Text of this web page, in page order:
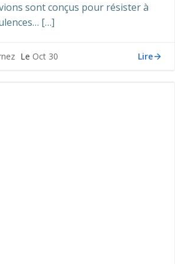
sont conçus pour résister à
[…]
Le Oct 30 Lire